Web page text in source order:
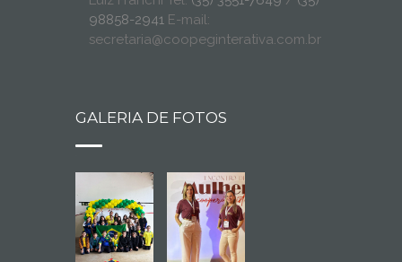
98858-2941 E-mail:
secretaria@coopeginterativa.com.br
GALERIA DE FOTOS